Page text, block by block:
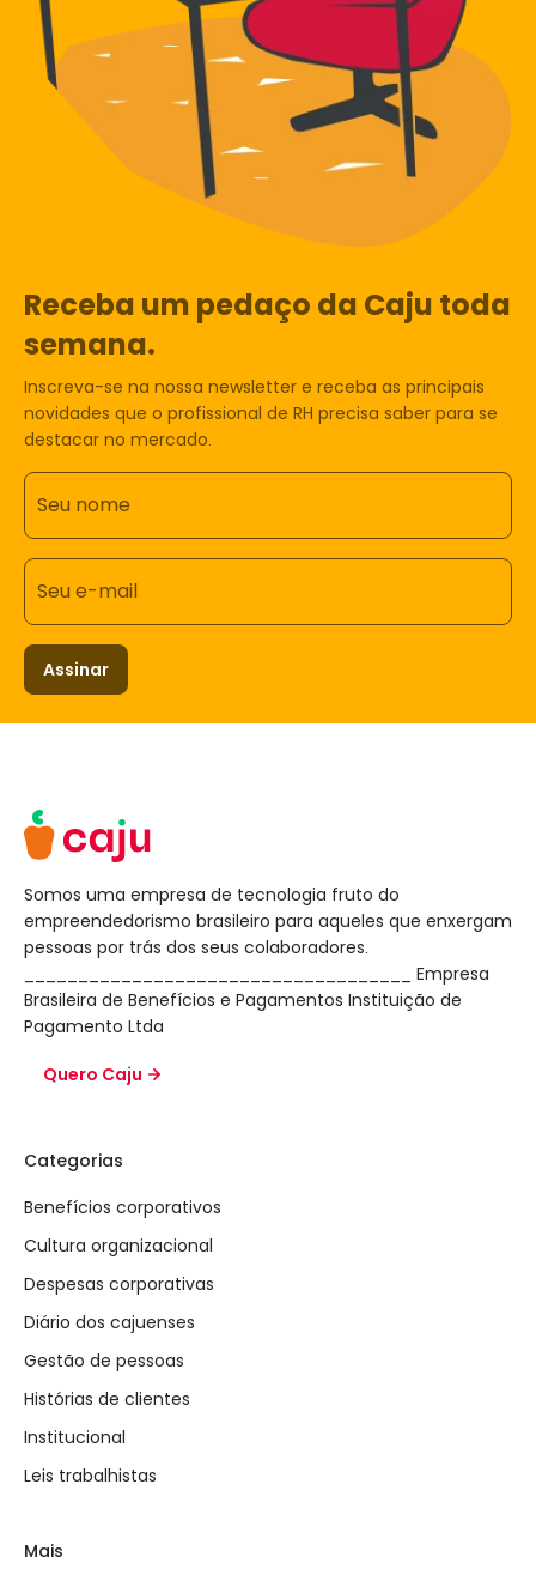
Receba um pedaço da Caju toda
semana.
Inscreva-se na nossa newsletter e receba as principais
novidades que o profissional de RH precisa saber para se
destacar no mercado.
Seu nome
Seu e-mail
Assinar
Somos uma empresa de tecnologia fruto do
empreendedorismo brasileiro para aqueles que enxergam
pessoas por trás dos seus colaboradores.
____________________________________ Empresa
Brasileira de Benefícios e Pagamentos Instituição de
Pagamento Ltda
Quero Caju
Categorias
Benefícios corporativos
Cultura organizacional
Despesas corporativas
Diário dos cajuenses
Gestão de pessoas
Histórias de clientes
Institucional
Leis trabalhistas
Mais